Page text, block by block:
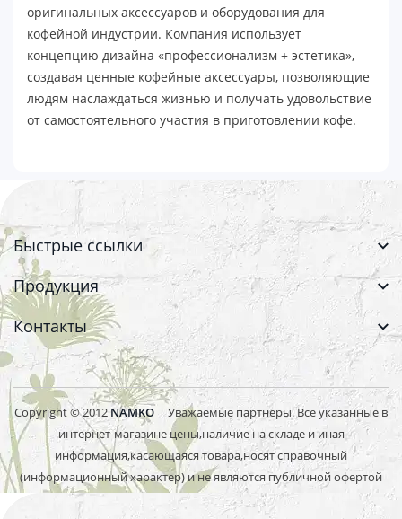
оригинальных аксессуаров и оборудования для
кофейной индустрии. Компания использует
концепцию дизайна «профессионализм + эстетика»,
создавая ценные кофейные аксессуары, позволяющие
людям наслаждаться жизнью и получать удовольствие
от самостоятельного участия в приготовлении кофе.
Быстрые ссылки
Продукция
Контакты
Copyright © 2012 NAMKO Уважаемые партнеры. Все указанные в
интернет-магазине цены,наличие на складе и иная
информация,касающаяся товара,носят справочный
(информационный характер) и не являются публичной офертой